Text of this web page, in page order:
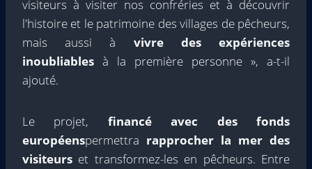
visiteurs à visiter nos confréries et à découvrir
l'histoire et le patrimoine des villages de pêcheurs,
mais aussi à vivre des expériences
inoubliables à la première personne », a-t-il
ajouté.
Le projet, financé avec des fonds
européenspermettra rapprocher la mer des
visiteurs et transformez-les en pêcheurs. Entre